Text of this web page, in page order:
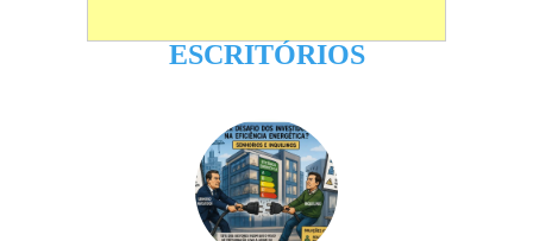
ESCRITÓRIOS